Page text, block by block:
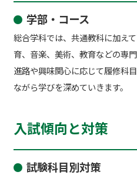
学部・コース
総合学科では、共通教科に加え
育、音楽、美術、教育などの専
進路や興味関心に応じて履修科
ながら学びを深めていきます。
入試傾向と対策
試験科目別対策